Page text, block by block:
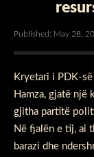
Published: May 28,
Kryetari i PDK-
Hamza, gjatë një
gjitha partitë
Në fjalën e tij, ai
barazi dhe